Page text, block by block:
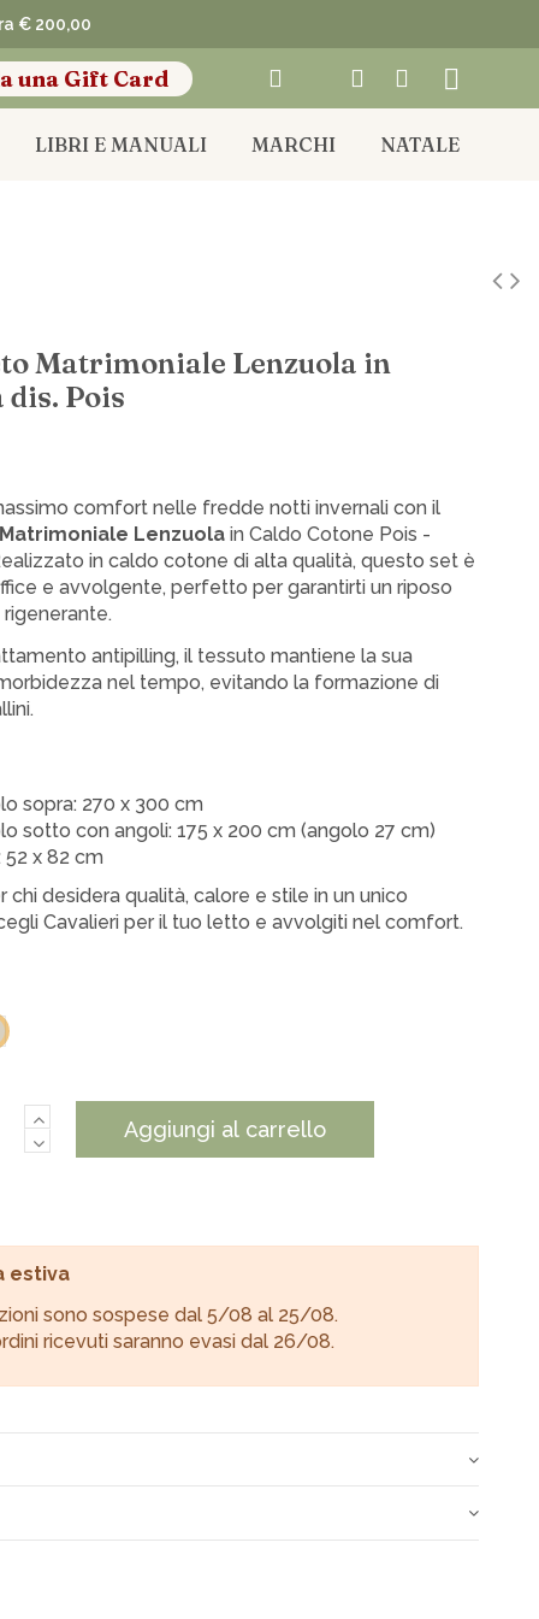
€ 200,00
una Gift Card
LIBRI E MANUALI MARCHI NATALE
Matrimoniale Lenzuola in
dis. Pois
comfort nelle fredde notti invernali con il
Lenzuola in Caldo Cotone Pois -
in caldo cotone di alta qualità, questo set è
e avvolgente, perfetto per garantirti un riposo
antipilling, il tessuto mantiene la sua
nel tempo, evitando la formazione di
sopra: 270 x 300 cm
sotto con angoli: 175 x 200 cm (angolo 27 cm)
52 x 82 cm
desidera qualità, calore e stile in un unico
Cavalieri per il tuo letto e avvolgiti nel comfort.
Corda 101
Aggiungi al carrello
estiva
sono sospese dal 5/08 al 25/08.
ricevuti saranno evasi dal 26/08.